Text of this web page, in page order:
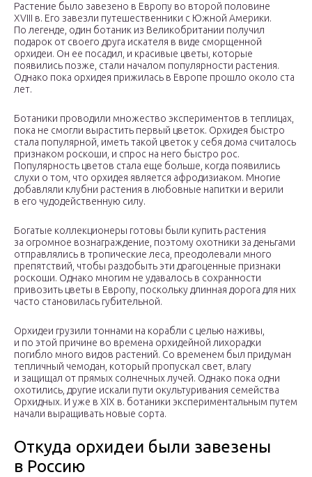
Растение было завезено в Европу во второй половине
XVIII в. Его завезли путешественники с Южной Америки.
По легенде, один ботаник из Великобритании получил
подарок от своего друга искателя в виде сморщенной
орхидеи. Он ее посадил, и красивые цветы, которые
появились позже, стали началом популярности растения.
Однако пока орхидея прижилась в Европе прошло около ста
лет.
Ботаники проводили множество экспериментов в теплицах,
пока не смогли вырастить первый цветок. Орхидея быстро
стала популярной, иметь такой цветок у себя дома считалось
признаком роскоши, и спрос на него быстро рос.
Популярность цветов стала еще больше, когда появились
слухи о том, что орхидея является афродизиаком. Многие
добавляли клубни растения в любовные напитки и верили
в его чудодейственную силу.
Богатые коллекционеры готовы были купить растения
за огромное вознаграждение, поэтому охотники за деньгами
отправлялись в тропические леса, преодолевали много
препятствий, чтобы раздобыть эти драгоценные признаки
роскоши. Однако многим не удавалось в сохранности
привозить цветы в Европу, поскольку длинная дорога для них
часто становилась губительной.
Орхидеи грузили тоннами на корабли с целью наживы,
и по этой причине во времена орхидейной лихорадки
погибло много видов растений. Со временем был придуман
тепличный чемодан, который пропускал свет, влагу
и защищал от прямых солнечных лучей. Однако пока одни
охотились, другие искали пути окультуривания семейства
Орхидных. И уже в XIX в. ботаники экспериментальным путем
начали выращивать новые сорта.
Откуда орхидеи были завезены
в Россию